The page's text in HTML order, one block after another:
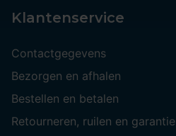
Klantenservice
Contactgegevens
Bezorgen en afhalen
Bestellen en betalen
Retourneren, ruilen en garantie